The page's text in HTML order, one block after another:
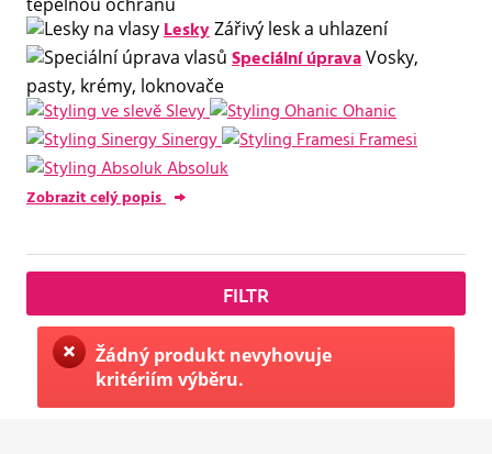
LeskyZářivý lesk a uhlazení
Speciální úpravaVosky,
pasty, krémy, loknovače
Slevy
Ohanic
Sinergy
Framesi
Absoluk
Zobrazit celý popis
FILTR
Žádný produkt nevyhovuje
kritériím výběru.